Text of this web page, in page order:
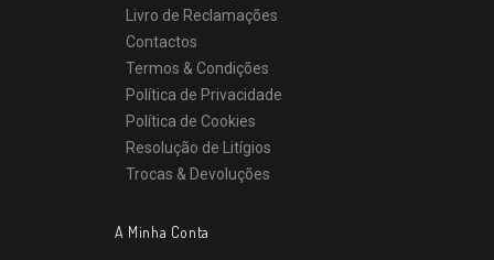
Livro de Reclamações
Contactos
Termos & Condições
Política de Privacidade
Política de Cookies
Resolução de Litígios
Trocas & Devoluções
A Minha Conta